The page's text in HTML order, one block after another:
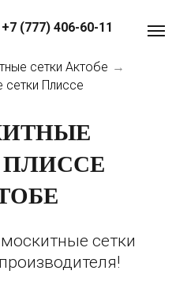
+7 (777) 406-60-11
сетки Актобе →
сетки Плиссе
сетки